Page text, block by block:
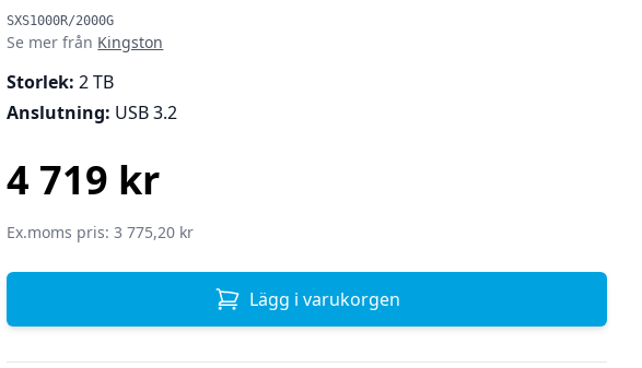
SXS1000R/2000G
Produktinformation
Se mer från Kingston
Storlek: 2 TB
Anslutning: USB 3.2
4 719 kr
Ex.moms pris: 3 775,20 kr
Lägg i varukorgen